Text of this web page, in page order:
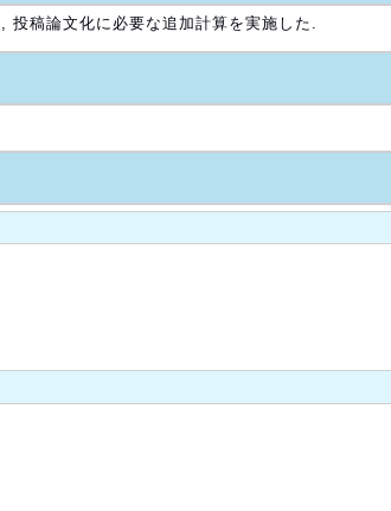
稿論文化に必要な追加計算を実施した.